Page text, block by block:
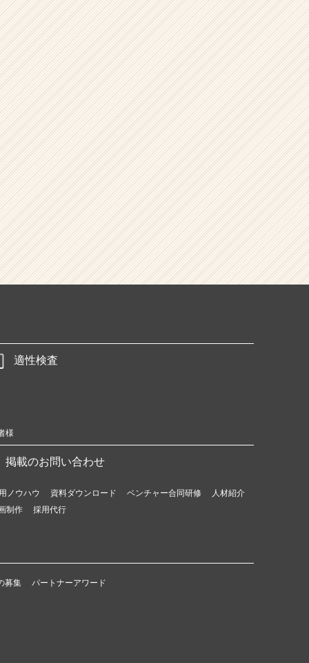
適性検査
様
掲載のお問い合わせ
ノウハウ 資料ダウンロード ベンチャー合同研修
人材紹介
制作
採用代行
募集 パートナーアワード